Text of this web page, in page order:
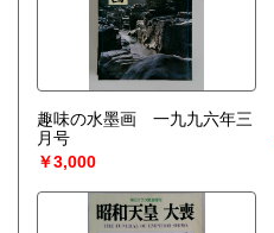
趣味の水墨画 一九九六年三
月号
￥3,000